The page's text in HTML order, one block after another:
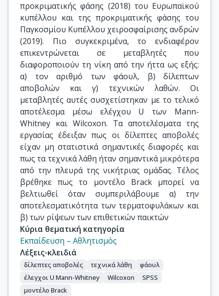
προκριματικής φάσης (2018) του Ευρωπαϊκού
κυπέλλου και της προκριματικής φάσης του
Παγκοσμίου Κυπέλλου χειροσφαίρισης ανδρών
(2019). Πιο συγκεκριμένα, το ενδιαφέρον
επικεντρώνεται σε μεταβλητές που
διαφοροποιούν τη νίκη από την ήττα ως εξής:
α) τον αριθμό των φάουλ, β) δίλεπτων
αποβολών και γ) τεχνικών λαθών. Οι
μεταβλητές αυτές συσχετίστηκαν με το τελικό
αποτέλεσμα μέσω ελέγχου U των Mann-
Whitney και Wilcoxon. Τα αποτελέσματα της
εργασίας έδειξαν πως οι δίλεπτες αποβολές
είχαν μη στατιστικά σημαντικές διαφορές και
πως τα τεχνικά λάθη ήταν σημαντικά μικρότερα
από την πλευρά της νικήτριας ομάδας. Τέλος
βρέθηκε πως το μοντέλο Brack μπορεί να
βελτιωθεί όταν συμπεριλάβουμε α) την
αποτελεσματικότητα των τερματοφυλάκων και
β) των ρίψεων των επιθετικών παικτών
Κύρια θεματική κατηγορία
Εκπαίδευση – Αθλητισμός
Λέξεις-κλειδιά
δίλεπτες αποβολές τεχνικά λάθη
φάουλ
έλεγχοι U Mann-Whitney
Wilcoxon
SPSS
μοντέλο Brack